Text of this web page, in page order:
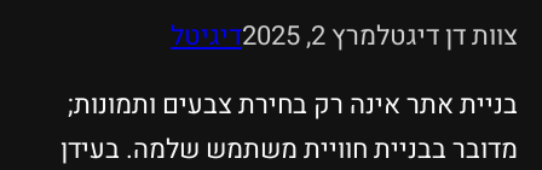
צוות דן דיגטלמרץ 2, 2025
דיגיטל
בניית אתר אינה רק בחירת צבעים ותמונות;
מדובר בבניית חוויית משתמש שלמה. בעידן